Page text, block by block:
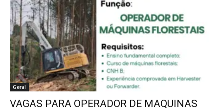
Geral
VAGAS PARA OPERADOR DE MAQUINAS